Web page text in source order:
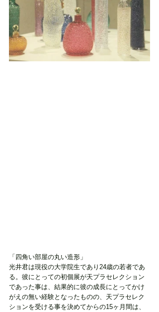
「四角い部屋の丸い造形」
光井君は現役の大学院生であり24歳の若者であ
る。彼にとっての初個展が天プラセレクション
であった事は、結果的に彼の成長にとってかけ
がえの無い経験となったものの、天プラセレク
ションを受ける事を決めてからの15ヶ月間は、